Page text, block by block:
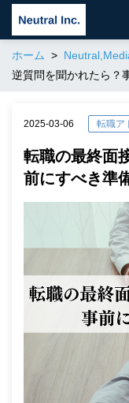
ホーム
逆質問を聞かれたら？
2025-03-06 転職ア
転職の最終面
前にすべき準